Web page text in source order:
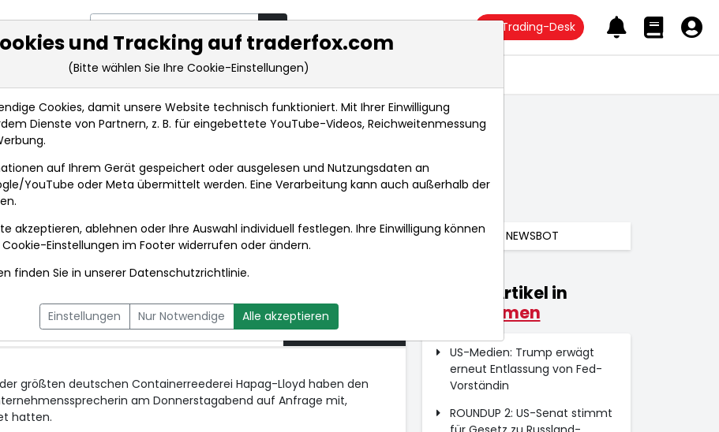
Trading-Desk
Markt-Analysen Market Tools Realtimekurse Nachrichten
Zwei weitere Hapag-Lloyd-Schiffe haben Golf verlas...
DPA-AFX PROFEED DPA-AFX COMPACT NEWSBOT
Schiffe haben
26.06.2026
um 10:14 Uhr
größten deutschen Containerreederei Hapag-Lloyd haben den
am Donnerstagabend auf Anfrage mit,
hatten.
Weitere Artikel in
Unternehmen
US-Medien: Trump erwägt
erneut Entlassung von Fed-
Vorständin
ROUNDUP 2: US-Senat stimmt
und Tracking auf traderfox.com
(Bitte wählen Sie Ihre Cookie-Einstellungen)
Cookies, damit unsere Website technisch funktioniert. Mit Ihrer Einwilligung
Dienste von Partnern, z. B. für eingebettete YouTube-Videos, Reichweitenmessung
auf Ihrem Gerät gespeichert oder ausgelesen und Nutzungsdaten an
YouTube oder Meta übermittelt werden. Eine Verarbeitung kann auch außerhalb der
akzeptieren, ablehnen oder Ihre Auswahl individuell festlegen. Ihre Einwilligung können
Cookie-Einstellungen im Footer widerrufen oder ändern.
finden Sie in unsererDatenschutzrichtlinie.
Einstellungen Nur Notwendige Alle akzeptieren